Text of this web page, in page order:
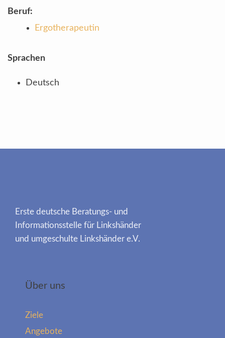
Beruf:
Ergotherapeutin
Sprachen
Deutsch
Erste deutsche Beratungs- und
Informationsstelle für Linkshänder
und umgeschulte Linkshänder e.V.
Über uns
Ziele
Angebote